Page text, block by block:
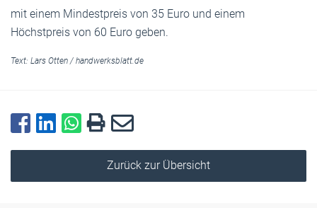
mit einem Mindestpreis von 35 Euro und einem
Höchstpreis von 60 Euro geben.
Text: Lars Otten / handwerksblatt.de
Zurück zur Übersicht